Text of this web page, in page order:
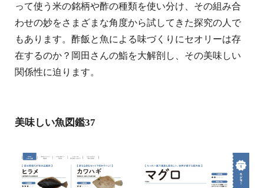
って使う米の銘柄や酢の種類を使い分け、その組み合
わせの妙をさまざまな角度から試してきた探究の人で
もあります。酢飯と魚による味づくりにセオリーは存
在するのか？岡田さんの鮨を大解剖し、その美味しい
関係性に迫ります。
美味しい魚図鑑37